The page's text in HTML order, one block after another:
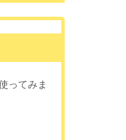
ってみま